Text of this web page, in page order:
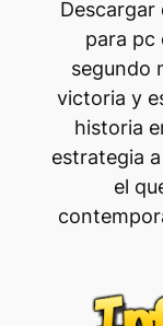
Descargar
para pc
segundo
victoria y
historia
estrategia
el